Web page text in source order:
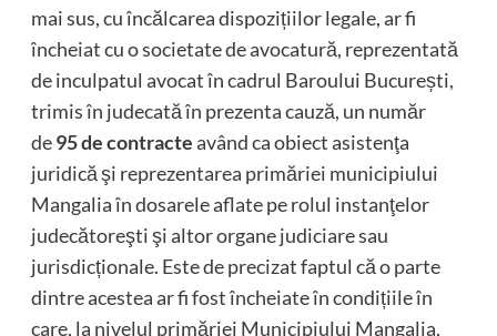
mai sus, cu încălcarea dispozițiilor legale, ar fi
încheiat cu o societate de avocatură, reprezentată
de inculpatul avocat în cadrul Baroului București,
trimis în judecată în prezenta cauză, un număr
de95 de contracteavând ca obiect asistenţa
juridică şi reprezentarea primăriei municipiului
Mangalia în dosarele aflate pe rolul instanţelor
judecătoreşti şi altor organe judiciare sau
jurisdicționale. Este de precizat faptul că o parte
dintre acestea ar fi fost încheiate în condițiile în
care, la nivelul primăriei Municipiului Mangalia,